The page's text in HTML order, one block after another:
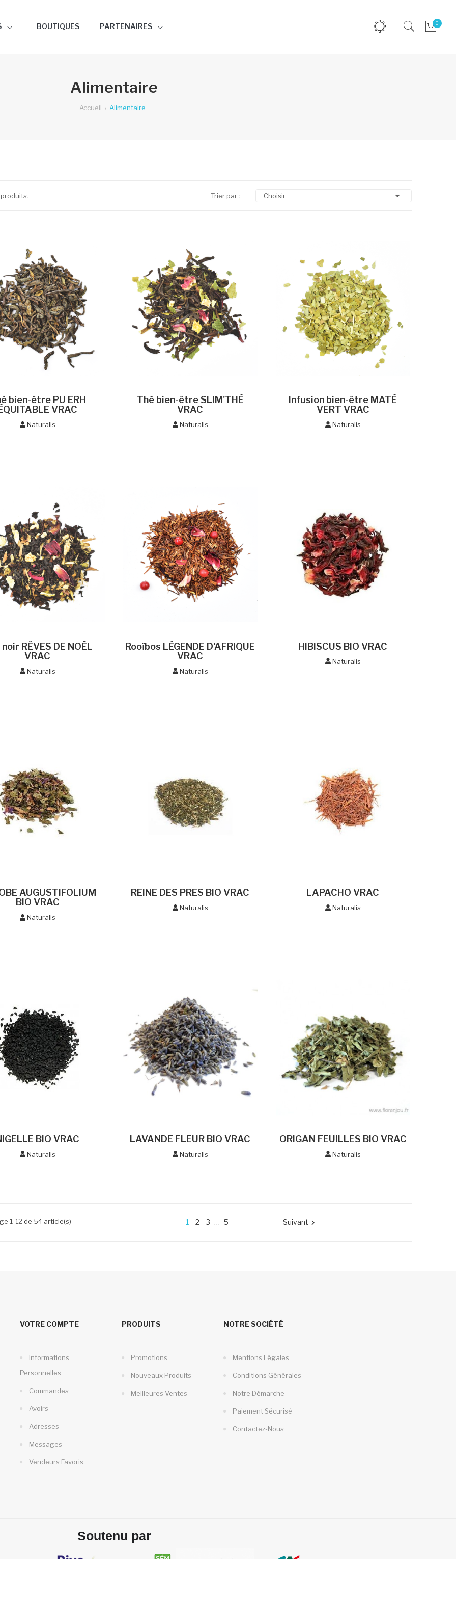
BOUTIQUES PARTENAIRES 0
Alimentaire
Accueil Alimentaire
Trier par : Choisir 
bien-être PU ERH
VRAC
Naturalis
Thé bien-être SLIM'THÉ
VRAC
Naturalis
Infusion bien-être MATÉ
VERT VRAC
Naturalis
RÊVES DE NOËL
VRAC
Naturalis
Rooïbos LÉGENDE D'AFRIQUE
VRAC
Naturalis
HIBISCUS BIO VRAC
Naturalis
AUGUSTIFOLIUM
BIO VRAC
Naturalis
REINE DES PRES BIO VRAC
Naturalis
LAPACHO VRAC
Naturalis
BIO VRAC
Naturalis
LAVANDE FLEUR BIO VRAC
Naturalis
ORIGAN FEUILLES BIO VRAC
Naturalis
1-12 de 54 article(s) 1 2 3 … 5 Suivant 
VOTRE COMPTE
Informations
Personnelles
Commandes
Avoirs
Adresses
Messages
Vendeurs Favoris
PRODUITS
Promotions
Nouveaux Produits
Meilleures Ventes
NOTRE SOCIÉTÉ
Mentions Légales
Conditions Générales
Notre Démarche
Paiement Sécurisé
Contactez-Nous
Soutenu par